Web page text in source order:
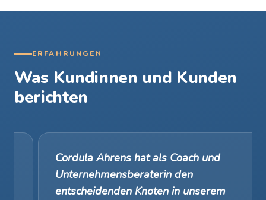
ERFAHRUNGEN
Was Kundinnen und Kunden
berichten
Cordula Ahrens hat als Coach und
Unternehmensberaterin den
entscheidenden Knoten in unserem